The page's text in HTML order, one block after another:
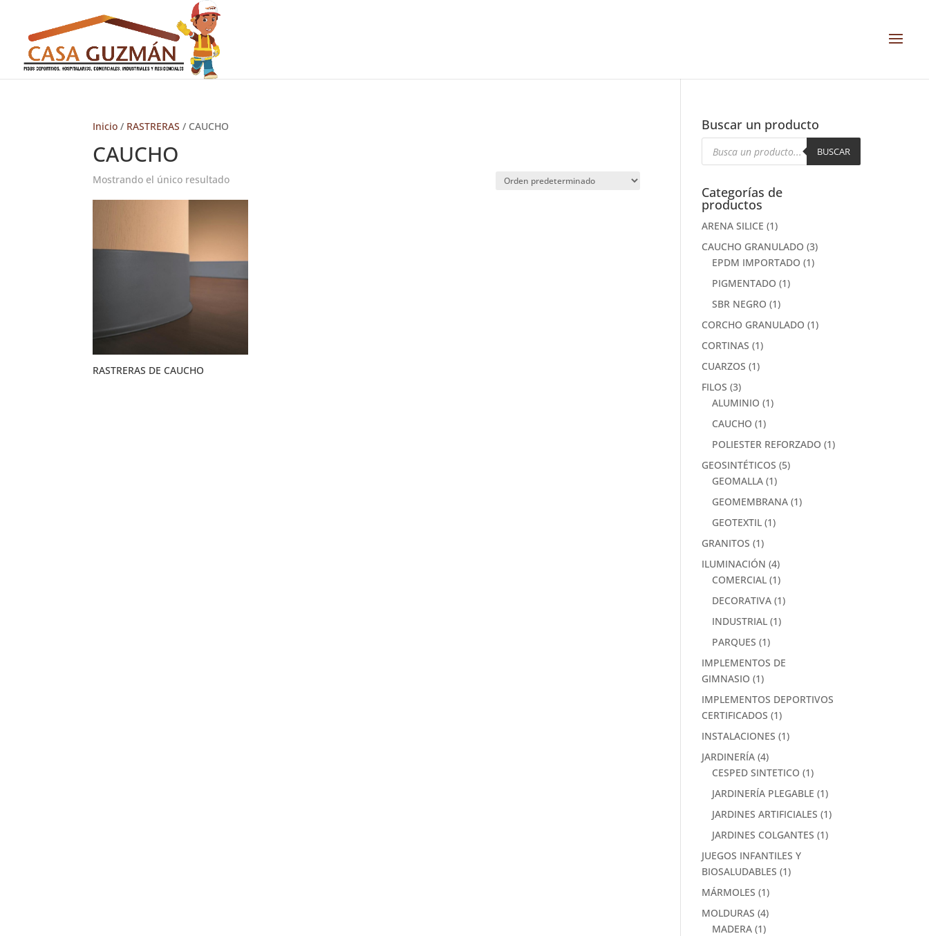
Inicio / RASTRERAS / CAUCHO
CAUCHO
Mostrando el único resultado
RASTRERAS DE CAUCHO
Buscar un producto
Búsqueda
productos
BUSCAR
Categorías de
productos
ARENA SILICE (1)
CAUCHO GRANULADO (3)
EPDM IMPORTADO (1)
PIGMENTADO (1)
SBR NEGRO (1)
CORCHO GRANULADO (1)
CORTINAS (1)
CUARZOS (1)
FILOS (3)
ALUMINIO (1)
CAUCHO (1)
POLIESTER REFORZADO (1)
GEOSINTÉTICOS (5)
GEOMALLA (1)
GEOMEMBRANA (1)
GEOTEXTIL (1)
GRANITOS (1)
ILUMINACIÓN (4)
COMERCIAL (1)
DECORATIVA (1)
INDUSTRIAL (1)
PARQUES (1)
IMPLEMENTOS DE
GIMNASIO (1)
IMPLEMENTOS DEPORTIVOS
CERTIFICADOS (1)
INSTALACIONES (1)
JARDINERÍA (4)
CESPED SINTETICO (1)
JARDINERÍA PLEGABLE (1)
JARDINES ARTIFICIALES (1)
JARDINES COLGANTES (1)
JUEGOS INFANTILES Y
BIOSALUDABLES (1)
MÁRMOLES (1)
MOLDURAS (4)
MADERA (1)